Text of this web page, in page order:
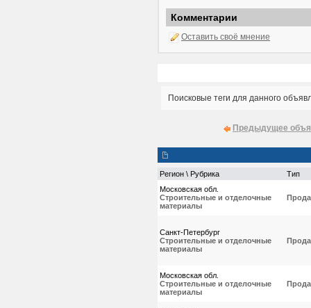
Комментарии
Оставить своё мнение
Поисковые теги для данного
Предыдущее
Регион \ Рубрика
Тип
Московская обл.
Строительные и отделочные
материалы
Санкт-Петербург
Строительные и отделочные
материалы
Московская обл.
Строительные и отделочные
материалы